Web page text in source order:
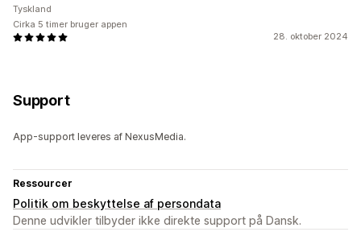
28. oktober 2024
Tyskland
Cirka 5 timer bruger appen
Support
App-support leveres af NexusMedia.
Ressourcer
Politik om beskyttelse af persondata
Denne udvikler tilbyder ikke direkte support på Dansk.